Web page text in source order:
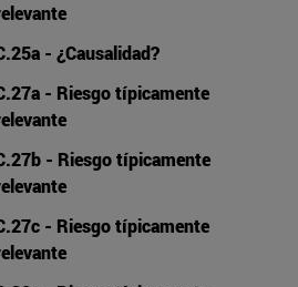
- ¿Causalidad?
- Riesgo típicamente
- Riesgo típicamente
- Riesgo típicamente